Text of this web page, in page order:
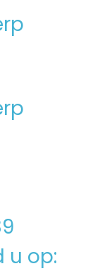
u op: